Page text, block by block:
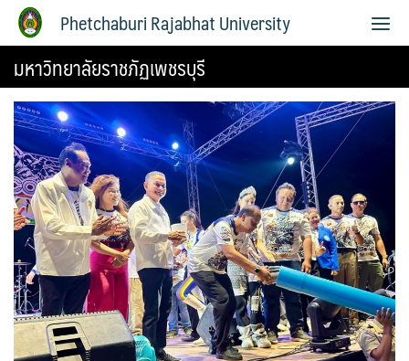
Phetchaburi Rajabhat University
มหาวิทยาลัยราชภัฏเพชรบุรี